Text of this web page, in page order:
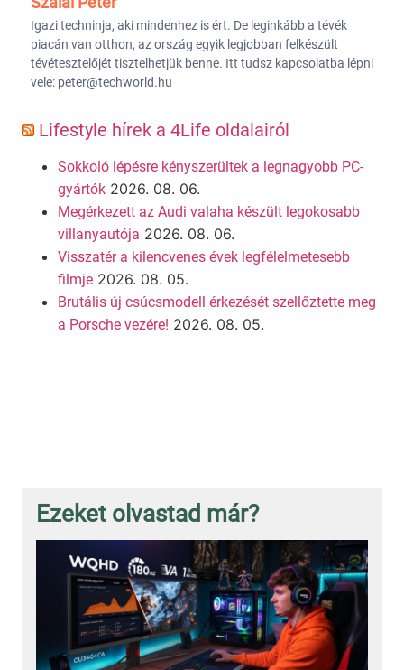
Igazi techninja, aki mindenhez is ért. De leginkább a tévék
piacán van otthon, az ország egyik legjobban felkészült
tévétesztelőjét tisztelhetjük benne. Itt tudsz kapcsolatba lépni
vele: peter@techworld.hu
Lifestyle hírek a 4Life oldalairól
Sokkoló lépésre kényszerültek a legnagyobb PC-
gyártók 2026. 08. 06.
Megérkezett az Audi valaha készült legokosabb
villanyautója 2026. 08. 06.
Visszatér a kilencvenes évek legfélelmetesebb
filmje 2026. 08. 05.
Brutális új csúcsmodell érkezését szellőztette meg
a Porsche vezére! 2026. 08. 05.
Ezeket olvastad már?